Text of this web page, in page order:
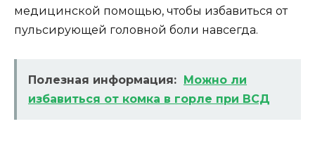
медицинской помощью, чтобы избавиться от
пульсирующей головной боли навсегда.
Полезная информация: Можно ли
избавиться от комка в горле при ВСД